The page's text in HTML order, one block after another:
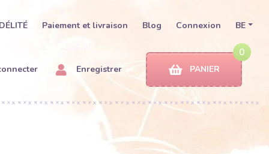
Paiement et livraison Blog Connexion BE
Enregistrer
0
PANIER